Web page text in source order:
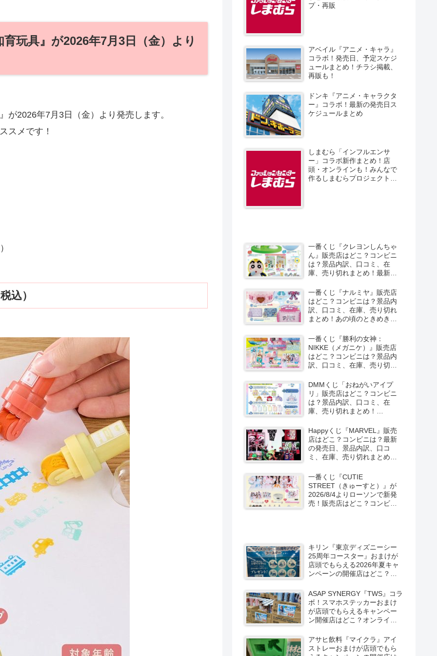
玩具』が2026年7月3日（金）より
が2026年7月3日（金）より発売します。
スメです！
込）
プ・再販
アベイル『アニメ・キャラ』
コラボ！発売日、予定スケジ
ュールまとめ！チラシ掲載、
再販も！
ドンキ『アニメ・キャラクタ
ー』コラボ！最新の発売日ス
ケジュールまとめ
しまむら「インフルエンサ
ー」コラボ新作まとめ！店
頭・オンラインも！みんなで
作るしまむらプロジェクト！
一番くじ『クレヨンしんちゃ
ん』販売店はどこ？コンビニ
は？景品内訳、口コミ、在
庫、売り切れまとめ！最新は
2026/8/8より新発売！
一番くじ『ナルミヤ』販売店
はどこ？コンビニは？景品内
訳、口コミ、在庫、売り切れ
まとめ！あの頃のときめきメ
ミマで新発売！しまむら系列
のアベイルも！
一番くじ『勝利の女神：
NIKKE（メガニケ）』販売店
はどこ？コンビニは？景品内
訳、口コミ、在庫、売り切れ
CHAPTER8（第8弾）が
2026/8/8より新発売！
DMMくじ「おねがいアイプ
リ」販売店はどこ？コンビニ
は？景品内訳、口コミ、在
庫、売り切れまとめ！
新発売！
Happyくじ『MARVEL』販売
店はどこ？コンビニは？最新
の発売日、景品内訳、口コ
ミ、在庫、売り切れまとめ！
ニュー・デイが2026/8/7より
ローソン、ファミマなどで新
発売！
一番くじ『CUTIE
STREET（きゅーすと）』が
2026/8/4よりローソンで新発
売！販売店はどこ？コンビニ
キリン『東京ディズニーシー
25周年コースター』おまけが
店頭でもらえる2026年夏キャ
ンペーンの開催店はどこ？全6
ド、チップとデールなども！
ASAP SYNERGY『TWS』コラ
ボ！スマホステッカーおまけ
が店頭でもらえるキャンペー
ン開催店はどこ？オンライン
などで新発売！
アサヒ飲料『マイクラ』アイ
ストレーおまけが店頭でもら